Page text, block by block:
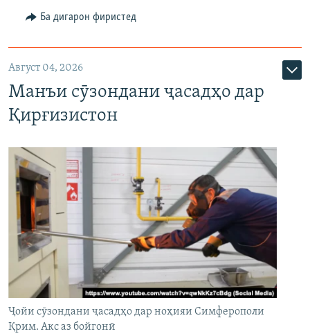
Ба дигарон фиристед
Август 04, 2026
Манъи сӯзондани ҷасадҳо дар
Қирғизистон
Ҷойи сӯзондани ҷасадҳо дар ноҳияи Симферополи
Қрим. Акс аз бойгонӣ